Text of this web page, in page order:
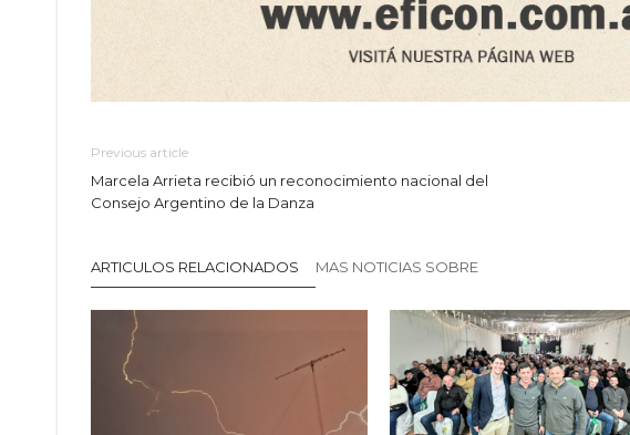
Previous article
Marcela Arrieta recibió un reconocimiento nacional del
Consejo Argentino de la Danza
ARTICULOS RELACIONADOS MAS NOTICIAS SOBRE